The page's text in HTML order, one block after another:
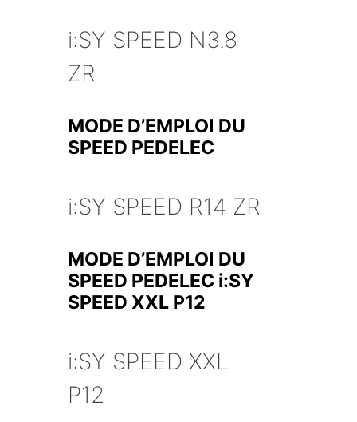
i:SY SPEED N3.8
ZR
MODE D’EMPLOI DU
SPEED PEDELEC
i:SY SPEED R14 ZR
MODE D’EMPLOI DU
SPEED PEDELEC i:SY
SPEED XXL P12
i:SY SPEED XXL
P12